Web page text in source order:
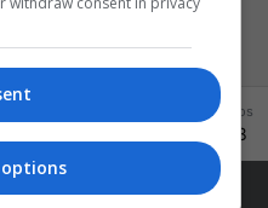
·34
Pontos
448
Sobre Mim